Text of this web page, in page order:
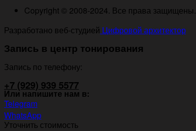
Copyright © 2008-2024. Все права защищены.
Разработано веб-студией Цифровой архитектор
Запись в центр тонирования
Запись по телефону:
+7 (929) 939 5577
Или напишите нам в:
Telegram
WhatsApp
Уточнить стоимость